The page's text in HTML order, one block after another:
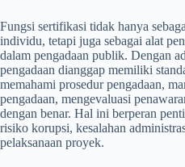
Fungsi sertifikasi tidak hanya
individu, tetapi juga sebagai alat
dalam pengadaan publik. Dengan
pengadaan dianggap memiliki
memahami prosedur pengadaan,
pengadaan, mengevaluasi
dengan benar. Hal ini berperan
risiko korupsi, kesalahan
pelaksanaan proyek.